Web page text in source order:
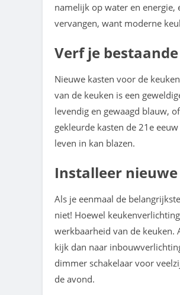
namelijk op water en energie,
vervangen, want moderne
Verf je
Nieuwe kasten voor de
van de keuken is een
levendig en gewaagd blauw,
gekleurde kasten de 21 e
leven in kan blazen.
Installeer
Als je eenmaal de
niet! Hoewel
werkbaarheid van de keuken.
kijk dan naar
dimmer schakelaar voor
de avond.